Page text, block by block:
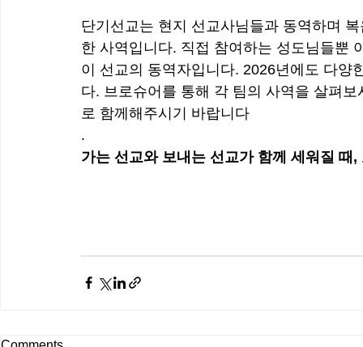
단기선교는 현지 선교사님들과 동역하며
한 사역입니다. 직접 참여하는 성도님들뿐
이 선교의 동역자입니다. 2026년에도 다양
다. 브로슈어를 통해 각 팀의 사역을 살펴
로 함께해주시기 바랍니다
.
가는 선교와 보내는 선교가 함께 세워질 때